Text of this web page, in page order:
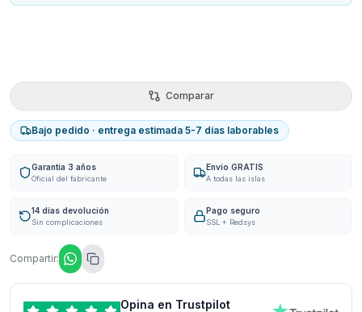
Comparar
Bajo pedido · entrega estimada 5-7 días laborables
Garantía 3 años
Oficial del fabricante
Envío GRATIS
A todas las islas
14 días devolución
Sin complicaciones
Pago seguro
SSL + Redsys
Compartir:
Opina en Trustpilot